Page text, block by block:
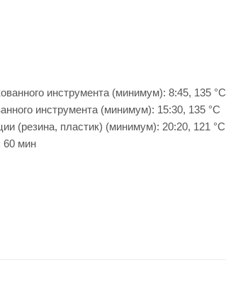
инструмента (минимум): 8:45, 135 °С
инструмента (минимум): 15:30, 135 °С
(резина, пластик) (минимум): 20:20, 121 °С
60 мин